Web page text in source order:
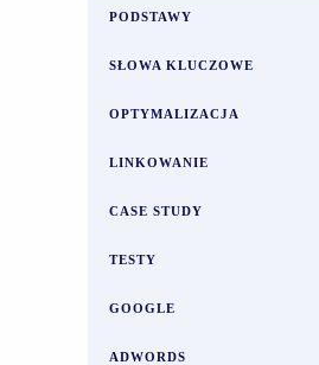
PODSTAWY
SŁOWA KLUCZOWE
OPTYMALIZACJA
LINKOWANIE
CASE STUDY
TESTY
GOOGLE
ADWORDS